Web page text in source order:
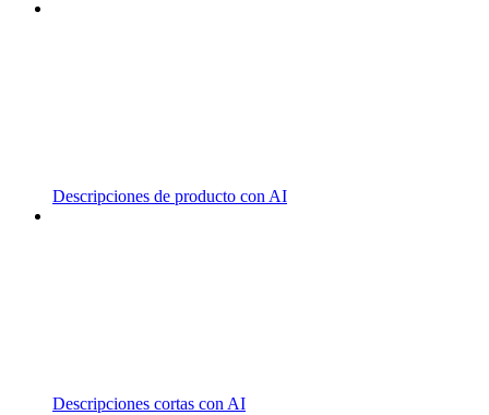
Descripciones de producto con AI
Descripciones cortas con AI